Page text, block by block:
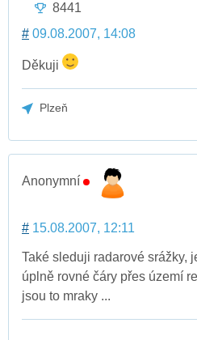
8441
# 09.08.2007, 14:08
Děkuji
Plzeň
Anonymní
# 15.08.2007, 12:11
Také sleduji radarové srážky,
úplně rovné čáry přes území
jsou to mraky ...